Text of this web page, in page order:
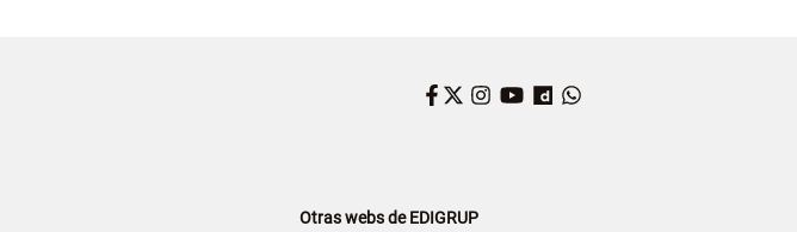
Facebook
Twitter
Instagram
YouTube
Dailymotion
Otras webs de EDIGRUP